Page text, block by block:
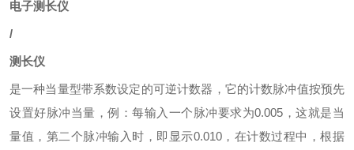
电子测长仪
/
测长仪
是一种当量型带系数设定的可逆计数器，它的计数脉冲值按预先
设置好脉冲当量，例：每输入一个脉冲要求为0.005 ，这就是当
量值，第二个脉冲输入时，即显示0.010，在计数过程中，根据